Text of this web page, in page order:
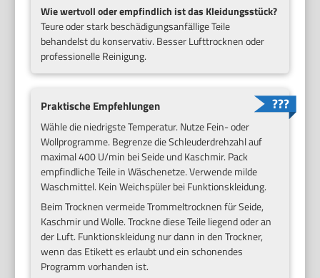
Wie wertvoll oder empfindlich ist das Kleidungsstück?
Teure oder stark beschädigungsanfällige Teile
behandelst du konservativ. Besser Lufttrocknen oder
professionelle Reinigung.
Praktische Empfehlungen
Wähle die niedrigste Temperatur. Nutze Fein- oder
Wollprogramme. Begrenze die Schleuderdrehzahl auf
maximal 400 U/min bei Seide und Kaschmir. Pack
empfindliche Teile in Wäschenetze. Verwende milde
Waschmittel. Kein Weichspüler bei Funktionskleidung.
Beim Trocknen vermeide Trommeltrocknen für Seide,
Kaschmir und Wolle. Trockne diese Teile liegend oder an
der Luft. Funktionskleidung nur dann in den Trockner,
wenn das Etikett es erlaubt und ein schonendes
Programm vorhanden ist.